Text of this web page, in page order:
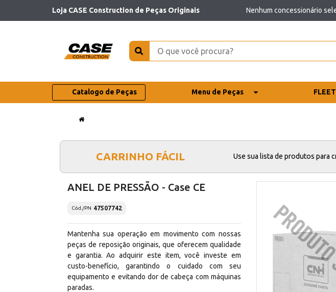
Loja CASE Construction de Peças Originais Nenhum concessionário
Catalogo de Peças Menu de Peças
CARRINHO FÁCIL Use sua lista de produtos para
ANEL DE PRESSÃO - Case CE
Cód./PN 47507742
Mantenha sua operação em movimento com nossas
peças de reposição originais, que oferecem qualidade
e garantia. Ao adquirir este item, você investe em
custo-benefício, garantindo o cuidado com seu
equipamento e evitando dor de cabeça com máquinas
paradas.